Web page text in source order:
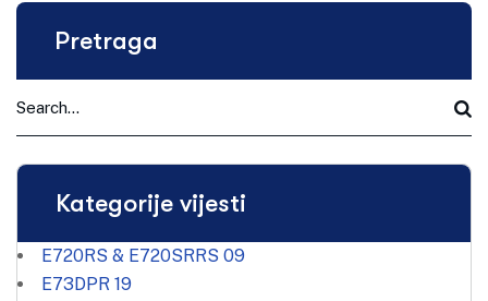
Pretraga
Kategorije vijesti
E720RS & E720SRRS 09
E73DPR 19